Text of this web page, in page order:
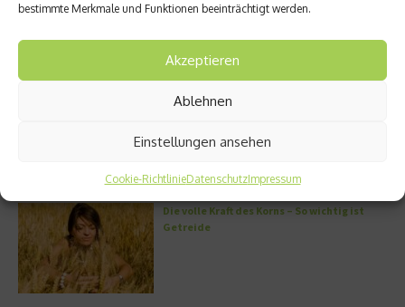
bestimmte Merkmale und Funktionen beeinträchtigt werden.
Akzeptieren
Ablehnen
Einstellungen ansehen
Cookie-RichtlinieDatenschutzImpressum
DERMADROP MED: Nadelfrei in die Tiefe
Wo habe ich nur wieder meinen Kopf? – Das
Die volle Kraft des Korns – So wichtig ist
Getreide